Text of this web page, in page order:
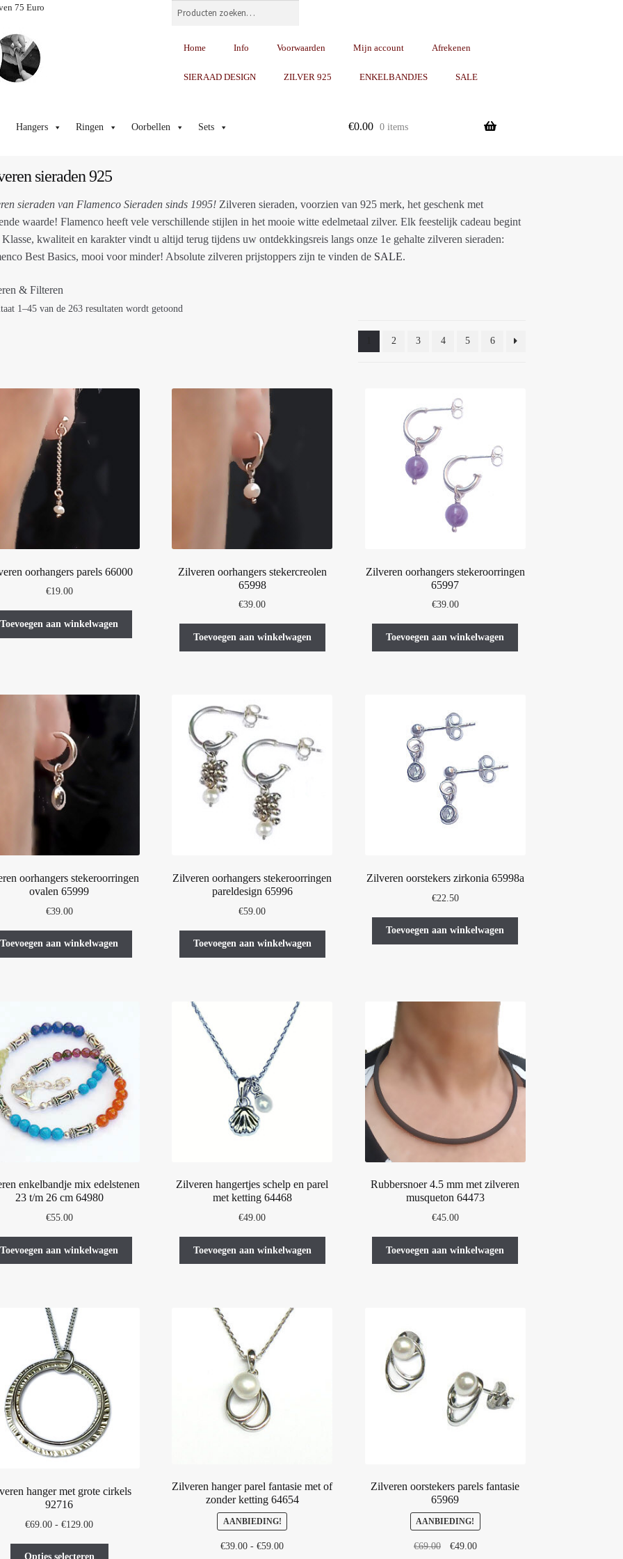
75 Euro Zoeken
Home Info Voorwaarden Mijn account Afrekenen
SIERAAD DESIGN ZILVER 925 ENKELBANDJES SALE
Hangers Ringen Oorbellen Sets €0.00 0 items
sieraden 925
sieraden van Flamenco Sieraden sinds 1995!Zilveren sieraden, voorzien van 925 merk, het geschenk met
waarde! Flamenco heeft vele verschillende stijlen in het mooie witte edelmetaal zilver. Elk feestelijk cadeau begint
kwaliteit en karakter vindt u altijd terug tijdens uw ontdekkingsreis langs onze 1e gehalte zilveren sieraden:
Best Basics, mooi voor minder! Absolute zilveren prijstoppers zijn te vinden de SALE.
& Filteren
1–45 van de 263 resultaten wordt getoond
2 3 4 5 6
oorhangers parels 66000
€19.00
Toevoegen aan winkelwagen
Zilveren oorhangers stekercreolen
65998
€39.00
Toevoegen aan winkelwagen
Zilveren oorhangers stekeroorringen
65997
€39.00
Toevoegen aan winkelwagen
oorhangers stekeroorringen
ovalen 65999
€39.00
Toevoegen aan winkelwagen
Zilveren oorhangers stekeroorringen
pareldesign 65996
€59.00
Toevoegen aan winkelwagen
Zilveren oorstekers zirkonia 65998a
€22.50
Toevoegen aan winkelwagen
enkelbandje mix edelstenen
23 t/m 26 cm 64980
€55.00
Toevoegen aan winkelwagen
Zilveren hangertjes schelp en parel
met ketting 64468
€49.00
Toevoegen aan winkelwagen
Rubbersnoer 4.5 mm met zilveren
musqueton 64473
€45.00
Toevoegen aan winkelwagen
hanger met grote cirkels
92716
€69.00 - €129.00Prijsklasse:
tot
Opties selecteren
Zilveren hanger parel fantasie met of
zonder ketting 64654
AANBIEDING!
€39.00 - €59.00Prijsklasse:
Zilveren oorstekers parels fantasie
65969
AANBIEDING!
€69.00
Oorspronkelijke
€49.00Huidige